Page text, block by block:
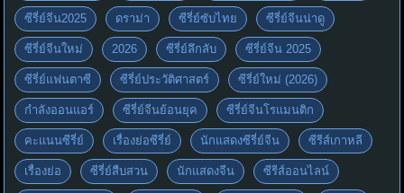
ซีรี่ย์จีน2025 ดราม่า ซีรี่ย์ซับไทย ซีรี่ย์จีนน่าดู
ซีรี่ย์จีนใหม่ 2026 ซีรี่ย์ลึกลับ ซีรี่ย์จีน 2025
ซีรี่ย์แฟนตาซี ซีรี่ย์ประวัติศาสตร์ ซีรี่ย์ใหม่ (2026)
กำลังออนแอร์ ซีรี่ย์จีนย้อนยุค ซีรี่ย์จีนโรแมนติก
คะแนนซีรี่ย์ เรื่องย่อซีรี่ย์ นักแสดงซีรี่ย์จีน ซีรีส์เกาหลี
เรื่องย่อ ซีรี่ย์สืบสวน นักแสดงจีน ซีรีส์ออนไลน์